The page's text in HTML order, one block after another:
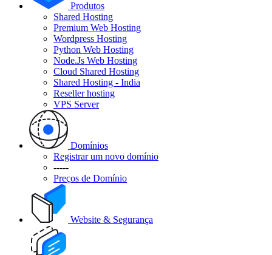
Produtos
Shared Hosting
Premium Web Hosting
Wordpress Hosting
Python Web Hosting
Node.Js Web Hosting
Cloud Shared Hosting
Shared Hosting - India
Reseller hosting
VPS Server
Domínios
Registrar um novo domínio
-----
Preços de Domínio
Website & Segurança